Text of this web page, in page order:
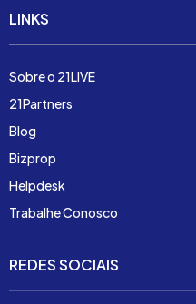
LINKS
Sobre o 21LIVE
21Partners
Blog
Bizprop
Helpdesk
Trabalhe Conosco
REDES SOCIAIS